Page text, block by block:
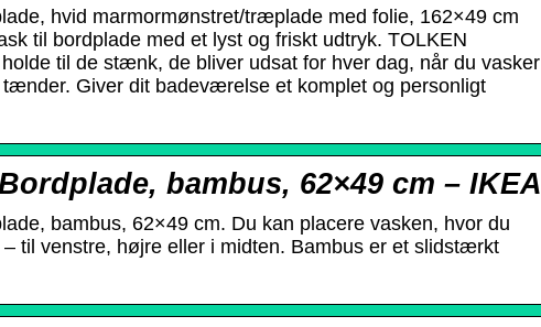
hvid marmormønstret/træplade med folie, 162×49 cm
til bordplade med et lyst og friskt udtryk. TOLKEN
til de stænk, de bliver udsat for hver dag, når du vasker
Giver dit badeværelse et komplet og personligt
bambus, 62×49 cm – IKEA
bambus, 62×49 cm. Du kan placere vasken, hvor du
til venstre, højre eller i midten. Bambus er et slidstærkt